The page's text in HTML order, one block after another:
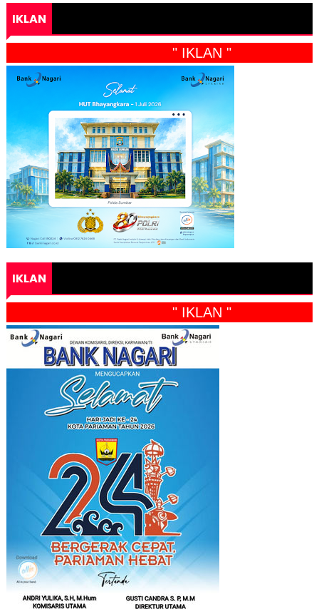
IKLAN
" IKLAN "
IKLAN
" IKLAN "